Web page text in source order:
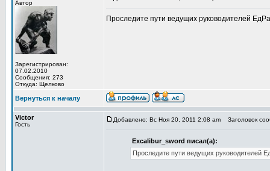
Автор
Зарегистрирован:
07.02.2010
Сообщения: 273
Откуда: Щелково
Проследите пути ведущих руководителей
Вернуться к началу
Victor
Гость
Добавлено: Вс Ноя 20, 2011 2:08 am Заголовок
Excalibur_sword писал(а):
Проследите пути ведущих руководителей